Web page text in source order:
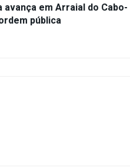
avança em Arraial do Cabo-
pública